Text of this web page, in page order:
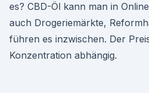
es? CBD-Öl kann man in
auch Drogeriemärkte,
führen es inzwischen. Der
Konzentration abhängig.